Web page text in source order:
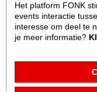
Het platform FONK
events interactie
interesse om deel te
je meer informatie?